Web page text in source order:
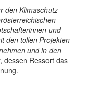
den Klimaschutz
und -
den tollen Projekten
und in den
dessen Ressort das